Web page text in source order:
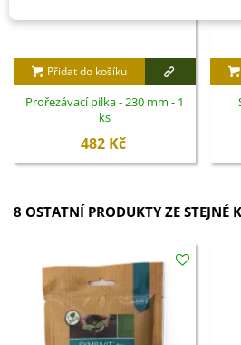
Přidat do košíku
Prořezávací pilka - 230 mm - 1
ks
482 Kč
8 OSTATNÍ PRODUKTY ZE STEJNÉ